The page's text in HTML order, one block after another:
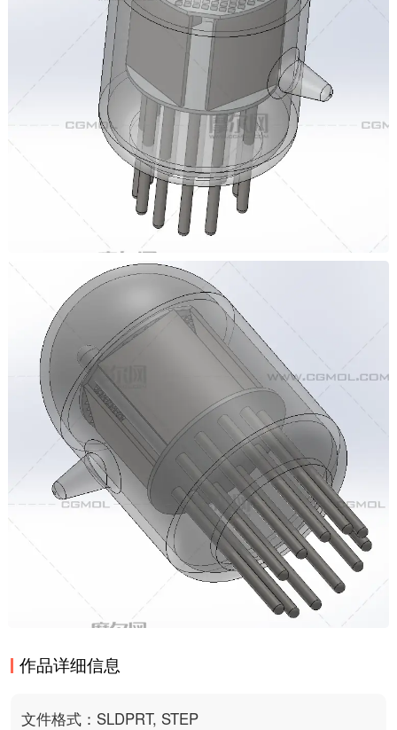
作品详细信息
文件格式：SLDPRT, STEP